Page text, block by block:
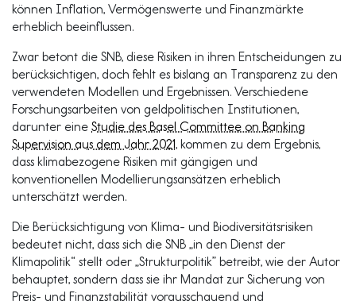
können Inflation, Vermögenswerte und Finanzmärkte
erheblich beeinflussen.
Zwar betont die SNB, diese Risiken in ihren Entscheidungen zu
berücksichtigen, doch fehlt es bislang an Transparenz zu den
verwendeten Modellen und Ergebnissen. Verschiedene
Forschungsarbeiten von geldpolitischen Institutionen,
darunter eine Studie des Basel Committee on Banking
Supervision aus dem Jahr 2021, kommen zu dem Ergebnis,
dass klimabezogene Risiken mit gängigen und
konventionellen Modellierungsansätzen erheblich
unterschätzt werden.
Die Berücksichtigung von Klima- und Biodiversitätsrisiken
bedeutet nicht, dass sich die SNB „in den Dienst der
Klimapolitik“ stellt oder „Strukturpolitik” betreibt, wie der Autor
behauptet, sondern dass sie ihr Mandat zur Sicherung von
Preis- und Finanzstabilität vorausschauend und